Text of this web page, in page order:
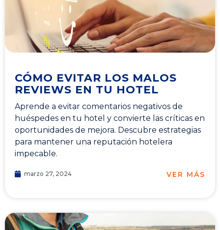
CÓMO EVITAR LOS MALOS
REVIEWS EN TU HOTEL
Aprende a evitar comentarios negativos de
huéspedes en tu hotel y convierte las críticas en
oportunidades de mejora. Descubre estrategias
para mantener una reputación hotelera
impecable.
marzo 27, 2024 VER MÁS